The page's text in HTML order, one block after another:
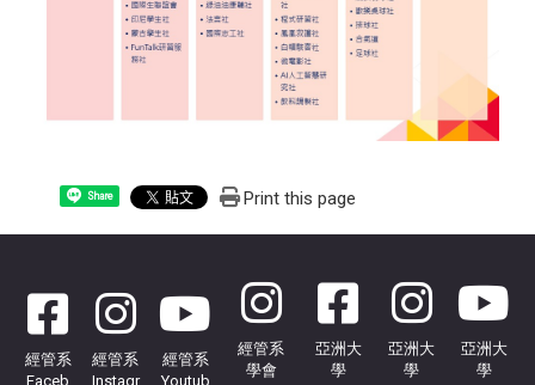
Share Print this page
經管系
Faceb
經管系
Instagr
經管系
Youtub
經管系
學會
亞洲大
學
亞洲大
學
亞洲大
學